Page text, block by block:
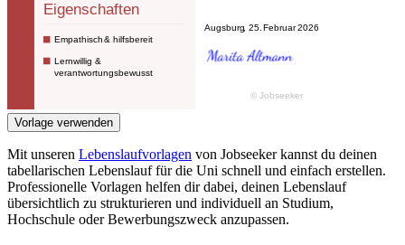
Vorlage verwenden
Mit unseren Lebenslaufvorlagen von Jobseeker kannst du deinen
tabellarischen Lebenslauf für die Uni schnell und einfach erstellen.
Professionelle Vorlagen helfen dir dabei, deinen Lebenslauf
übersichtlich zu strukturieren und individuell an Studium,
Hochschule oder Bewerbungszweck anzupassen.